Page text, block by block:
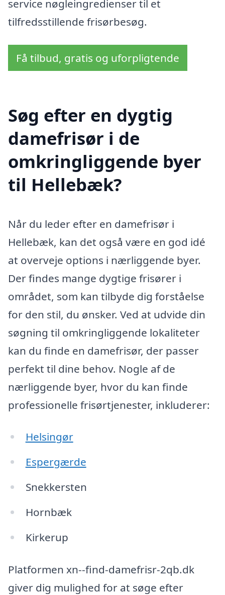
service nøgleingredienser til et
tilfredsstillende frisørbesøg.
Få tilbud, gratis og uforpligtende
Søg efter en dygtig
damefrisør i de
omkringliggende byer
til Hellebæk?
Når du leder efter en damefrisør i
Hellebæk, kan det også være en god idé
at overveje options i nærliggende byer.
Der findes mange dygtige frisører i
området, som kan tilbyde dig forståelse
for den stil, du ønsker. Ved at udvide din
søgning til omkringliggende lokaliteter
kan du finde en damefrisør, der passer
perfekt til dine behov. Nogle af de
nærliggende byer, hvor du kan finde
professionelle frisørtjenester, inkluderer:
Helsingør
Espergærde
Snekkersten
Hornbæk
Kirkerup
Platformen xn--find-damefrisr-2qb.dk
giver dig mulighed for at søge efter